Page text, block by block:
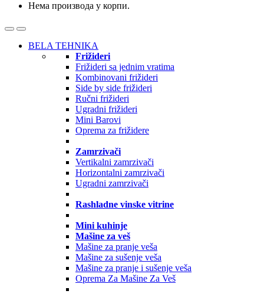
Нема производа у корпи.
BELA TEHNIKA
Frižideri
Frižideri sa jednim vratima
Kombinovani frižideri
Side by side frižideri
Ručni frižideri
Ugradni frižideri
Mini Barovi
Oprema za frižidere
Zamrzivači
Vertikalni zamrzivači
Horizontalni zamrzivači
Ugradni zamrzivači
Rashladne vinske vitrine
Mini kuhinje
Mašine za veš
Mašine za pranje veša
Mašine za sušenje veša
Mašine za pranje i sušenje veša
Oprema Za Mašine Za Veš